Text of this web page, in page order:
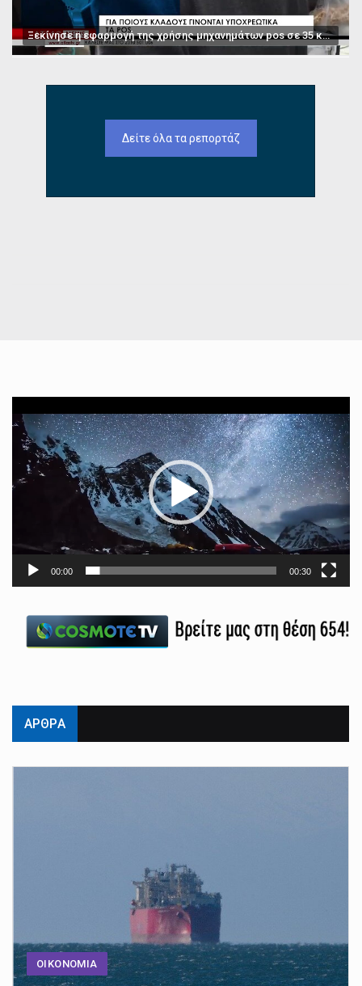
Ξεκίνησε η εφαρμογή της χρήσης μηχανημάτων pos σε 35 κατηγορίες επαγγελμάτων
Δείτε όλα τα ρεπορτάζ
Αναπαραγωγής
Βίντεο
00:00 00:30
ΑΡΘΡΑ
ΟΙΚΟΝΟΜΙΑ